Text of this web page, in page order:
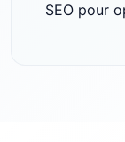
SEO pour